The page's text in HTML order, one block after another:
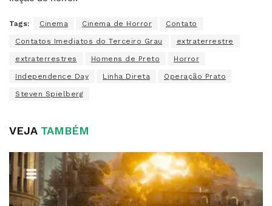
Tags: Cinema Cinema de Horror Contato
Contatos Imediatos do Terceiro Grau extraterrestre
extraterrestres Homens de Preto Horror
Independence Day Linha Direta Operação Prato
Steven Spielberg
VEJATAMBÉM